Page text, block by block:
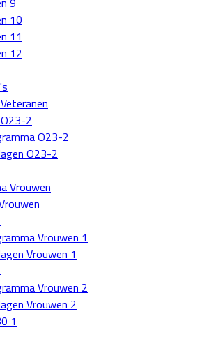
10
11
12
2
O23-2
O23-2
Vrouwen
Vrouwen 1
Vrouwen 1
Vrouwen 2
Vrouwen 2
1